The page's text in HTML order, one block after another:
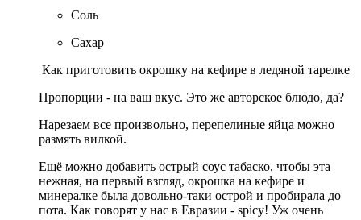
Соль
Сахар
Как приготовить окрошку на кефире в ледяной тарелке
Пропорции - на ваш вкус. Это же авторское блюдо, да?
Нарезаем все произвольно, перепелиные яйца можно
размять вилкой.
Ещё можно добавить острый соус табаско, чтобы эта
нежная, на первый взгляд, окрошка на кефире и
минералке была довольно-таки острой и пробирала до
пота. Как говорят у нас в Евразии - spicy! Уж очень